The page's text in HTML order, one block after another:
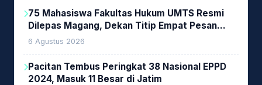
75 Mahasiswa Fakultas Hukum UMTS Resmi
Dilepas Magang, Dekan Titip Empat Pesan
Penting
6 Agustus 2026
Pacitan Tembus Peringkat 38 Nasional EPPD
2024, Masuk 11 Besar di Jatim